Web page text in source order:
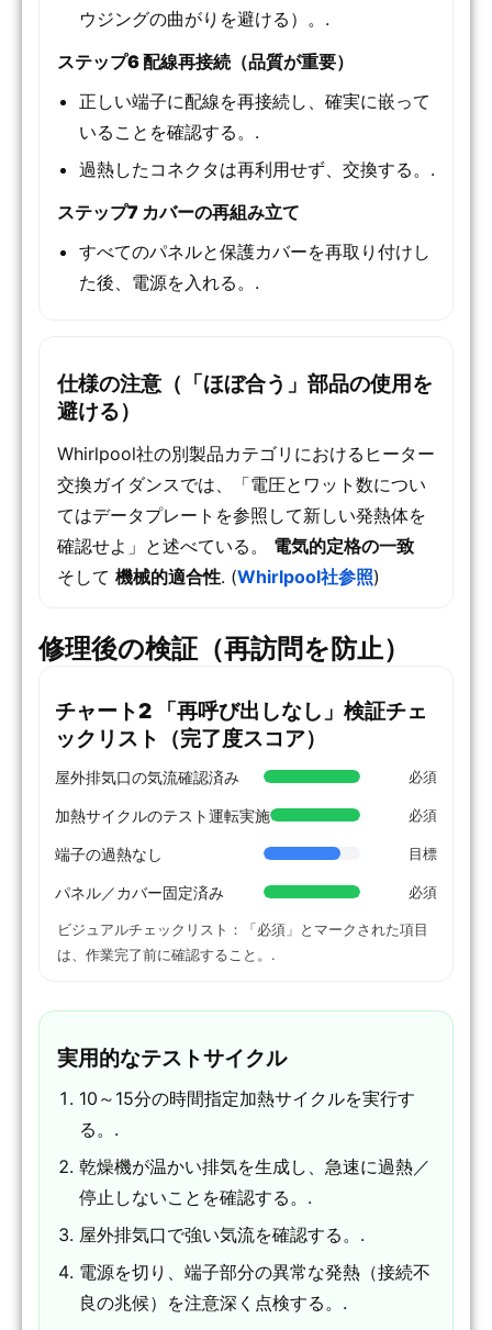
ウジングの曲がりを避ける）。.
ステップ6 配線再接続（品質が重要）
正しい端子に配線を再接続し、確実に嵌って
いることを確認する。.
過熱したコネクタは再利用せず、交換する。.
ステップ7 カバーの再組み立て
すべてのパネルと保護カバーを再取り付けし
た後、電源を入れる。.
仕様の注意（「ほぼ合う」部品の使用を
避ける）
Whirlpool社の別製品カテゴリにおけるヒーター
交換ガイダンスでは、「電圧とワット数につい
てはデータプレートを参照して新しい発熱体を
確認せよ」と述べている。 電気的定格の一致
そして 機械的適合性. (Whirlpool社参照)
修理後の検証（再訪問を防止）
チャート2 「再呼び出しなし」検証チェ
ックリスト（完了度スコア）
屋外排気口の気流確認済み 必須
加熱サイクルのテスト運転実施 必須
端子の過熱なし 目標
パネル／カバー固定済み 必須
ビジュアルチェックリスト：「必須」とマークされた項目
は、作業完了前に確認すること。.
実用的なテストサイクル
10～15分の時間指定加熱サイクルを実行す
る。.
乾燥機が温かい排気を生成し、急速に過熱／
停止しないことを確認する。.
屋外排気口で強い気流を確認する。.
電源を切り、端子部分の異常な発熱（接続不
良の兆候）を注意深く点検する。.